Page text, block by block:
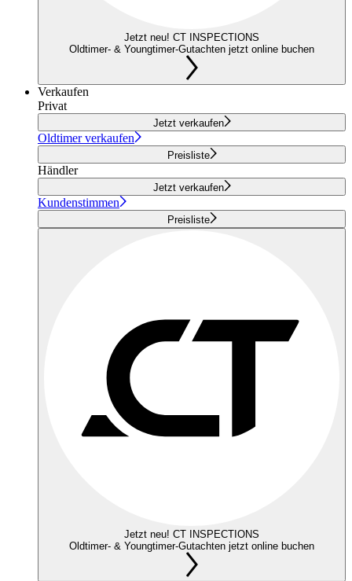
Jetzt neu! CT INSPECTIONS
Oldtimer- & Youngtimer-Gutachten jetzt online buchen
Verkaufen
Privat
Jetzt verkaufen
Oldtimer verkaufen
Preisliste
Händler
Jetzt verkaufen
Kundenstimmen
Preisliste
Jetzt neu! CT INSPECTIONS
Oldtimer- & Youngtimer-Gutachten jetzt online buchen